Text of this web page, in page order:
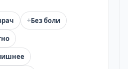
+Без боли